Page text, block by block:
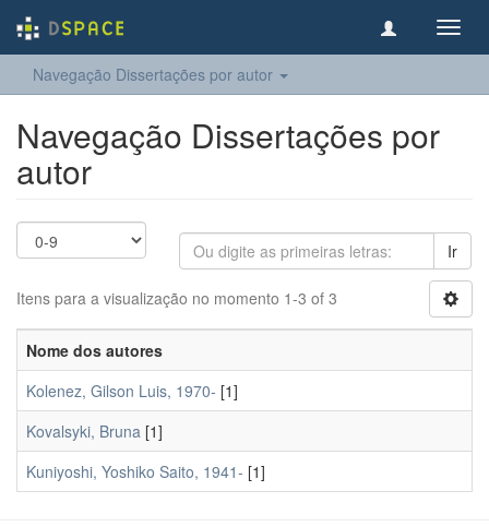
Navegação Dissertações por autor
Navegação Dissertações por
autor
Ir
Itens para a visualização no momento 1-3 of 3
Nome dos autores
Kolenez, Gilson Luis, 1970- [1]
Kovalsyki, Bruna [1]
Kuniyoshi, Yoshiko Saito, 1941- [1]